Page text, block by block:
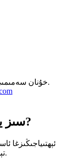
خۇنان سەمىمىي خىمىيىلىك بۇيۇملار چەكلىك شىركىتى.
سىز ياقتۇرىدىغان مەھسۇلات بارمۇ?
تېخىمۇ قىممەتلىك مەھسۇلاتلار بىلەن تەمىنلەڭ.